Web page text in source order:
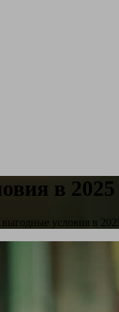
в 2025
условия в